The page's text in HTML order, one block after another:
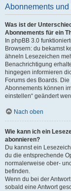
Abonnements
Was ist der
Abonnements für ein
In phpBB 3.0
Browsern: du bekamst
ähneln Lesezeichen
Benachrichtigung
hingegen informieren
Forums des Boards.
Abonnements können
einstellen“ geändert
Nach oben
Wie kann ich ein
abonnieren?
Du kannst ein
du die entsprechende
normalerweise ober-
befinden.
Wenn du bei der
sobald eine Antwort